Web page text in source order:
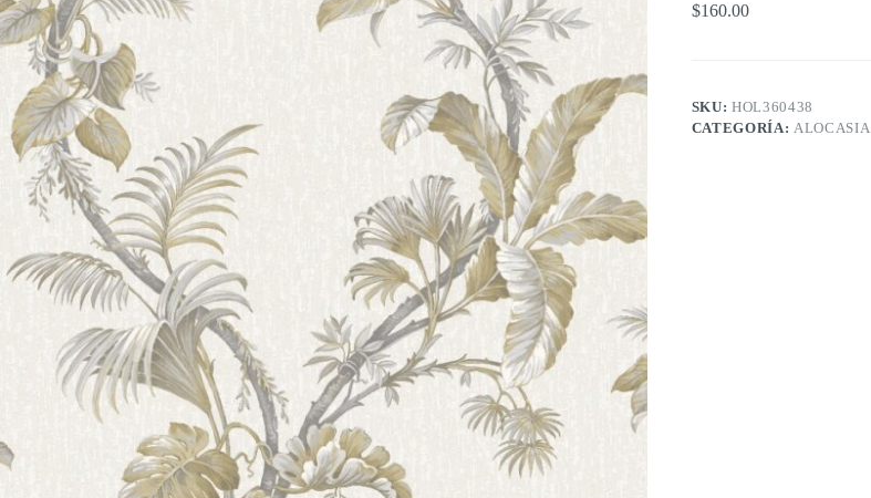
$160.00
SKU:HOL360438
CATEGORÍA: ALOCASIA